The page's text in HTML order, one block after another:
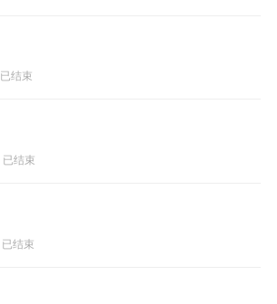
已结束
已结束
已结束